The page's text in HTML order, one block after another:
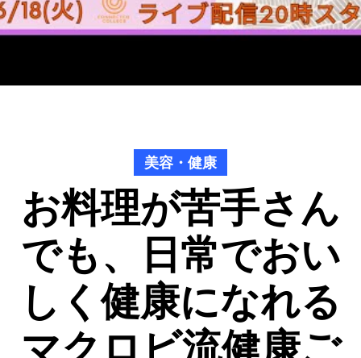
美容・健康
お料理が苦手さん
でも、日常でおい
しく健康になれる
マクロビ流健康ご